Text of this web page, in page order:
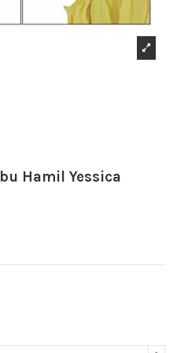
Hamil Yessica